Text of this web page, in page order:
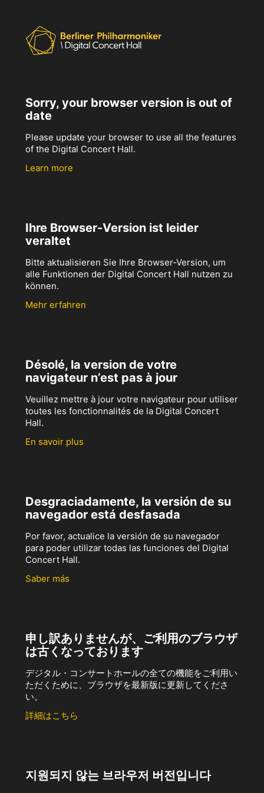
Sorry, your browser version is out of
date
Please update your browser to use all the features
of the Digital Concert Hall.
Learn more
Ihre Browser-Version ist leider
veraltet
Bitte aktualisieren Sie Ihre Browser-Version, um
alle Funktionen der Digital Concert Hall nutzen zu
können.
Mehr erfahren
Désolé, la version de votre
navigateur n’est pas à jour
Veuillez mettre à jour votre navigateur pour utiliser
toutes les fonctionnalités de la Digital Concert
Hall.
En savoir plus
Desgraciadamente, la versión de su
navegador está desfasada
Por favor, actualice la versión de su navegador
para poder utilizar todas las funciones del Digital
Concert Hall.
Saber más
申し訳ありませんが、ご利用のブラウザ
は古くなっております
デジタル・コンサートホールの全ての機能をご利用い
ただくために、ブラウザを最新版に更新してくださ
い。
詳細はこちら
지원되지 않는 브라우저 버전입니다